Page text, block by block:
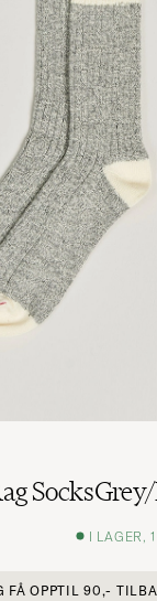
I LAGER,
FÅ OPPTIL90,-